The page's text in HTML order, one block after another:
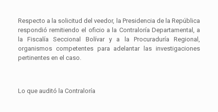
Respecto a la solicitud del veedor, la Presidencia de la República
respondió remitiendo el oficio a la Contraloría Departamental, a
la Fiscalía Seccional Bolívar y a la Procuraduría Regional,
organismos competentes para adelantar las investigaciones
pertinentes en el caso.
Lo que auditó la Contraloría